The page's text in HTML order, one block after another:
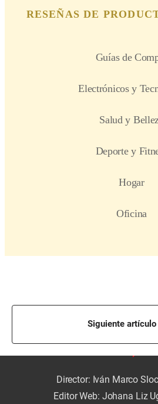
Siguiente artículo
Director: Iván Marco
Editor Web: Johana Liz